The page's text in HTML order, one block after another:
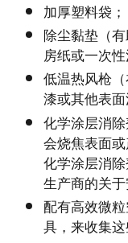
加厚塑料袋；
除尘黏垫（
房纸或一次
低温热风枪
漆或其他表面
化学涂层消
会烧焦表面
化学涂层消
生产商的关
配有高效微
具，来收集